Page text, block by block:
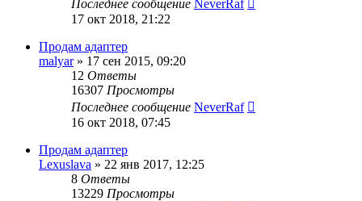
Последнее сообщение NeverRaf
17 окт 2018, 21:22
Продам адаптер
malyar» 17 сен 2015, 09:20
12 Ответы
16307 Просмотры
Последнее сообщение NeverRaf
16 окт 2018, 07:45
Продам адаптер
Lexuslava » 22 янв 2017, 12:25
8 Ответы
13229 Просмотры